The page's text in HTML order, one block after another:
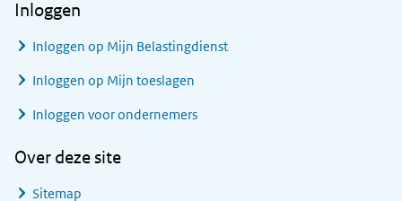
Inloggen
Inloggen op Mijn Belastingdienst
Inloggen op Mijn toeslagen
Inloggen voor ondernemers
Over deze site
Sitemap